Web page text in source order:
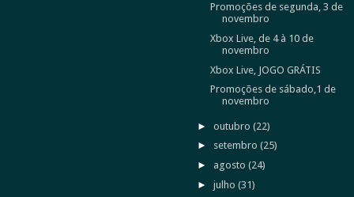
Promoções de segunda, 3 de
novembro
Xbox Live, de 4 à 10 de
novembro
Xbox Live, JOGO GRÁTIS
Promoções de sábado,1 de
novembro
►outubro(22)
► setembro(25)
► agosto(24)
►julho(31)